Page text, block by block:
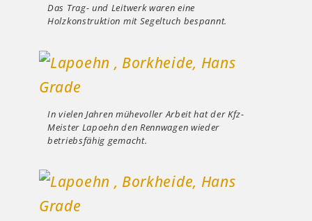
Das Trag- und Leitwerk waren eine
Holzkonstruktion mit Segeltuch bespannt.
In vielen Jahren mühevoller Arbeit hat der Kfz-
Meister Lapoehn den Rennwagen wieder
betriebsfähig gemacht.